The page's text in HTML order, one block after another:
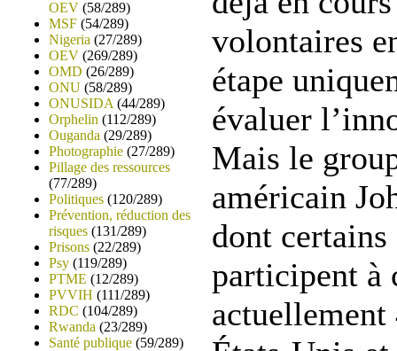
OEV (58/289)
MSF (54/289)
Nigeria (27/289)
OEV (269/289)
OMD (26/289)
ONU (58/289)
ONUSIDA (44/289)
Orphelin (112/289)
Ouganda (29/289)
Photographie (27/289)
Pillage des ressources
(77/289)
Politiques (120/289)
Prévention, réduction des
risques (131/289)
Prisons (22/289)
Psy (119/289)
PTME (12/289)
PVVIH (111/289)
RDC (104/289)
Rwanda (23/289)
Santé publique (59/289)
volontaires
étape
évaluer
Mais le
américain
dont certains
participent à